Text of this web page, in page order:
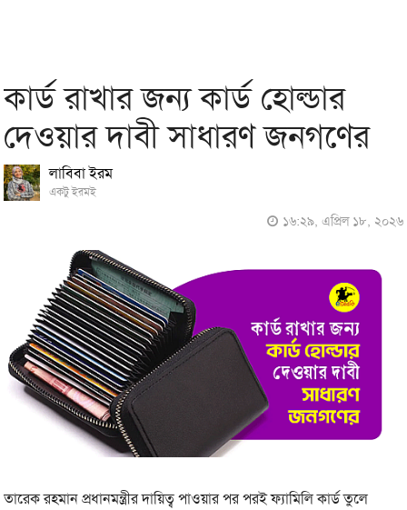
কার্ড রাখার জন্য কার্ড হোল্ডার
দেওয়ার দাবী সাধারণ জনগণের
লাবিবা ইরম
একটু ইরমই
১৬:২৯, এপ্রিল ১৮, ২০২৬
তারেক রহমান প্রধানমন্ত্রীর দায়িত্ব পাওয়ার পর পরই ফ্যামিলি কার্ড তুলে